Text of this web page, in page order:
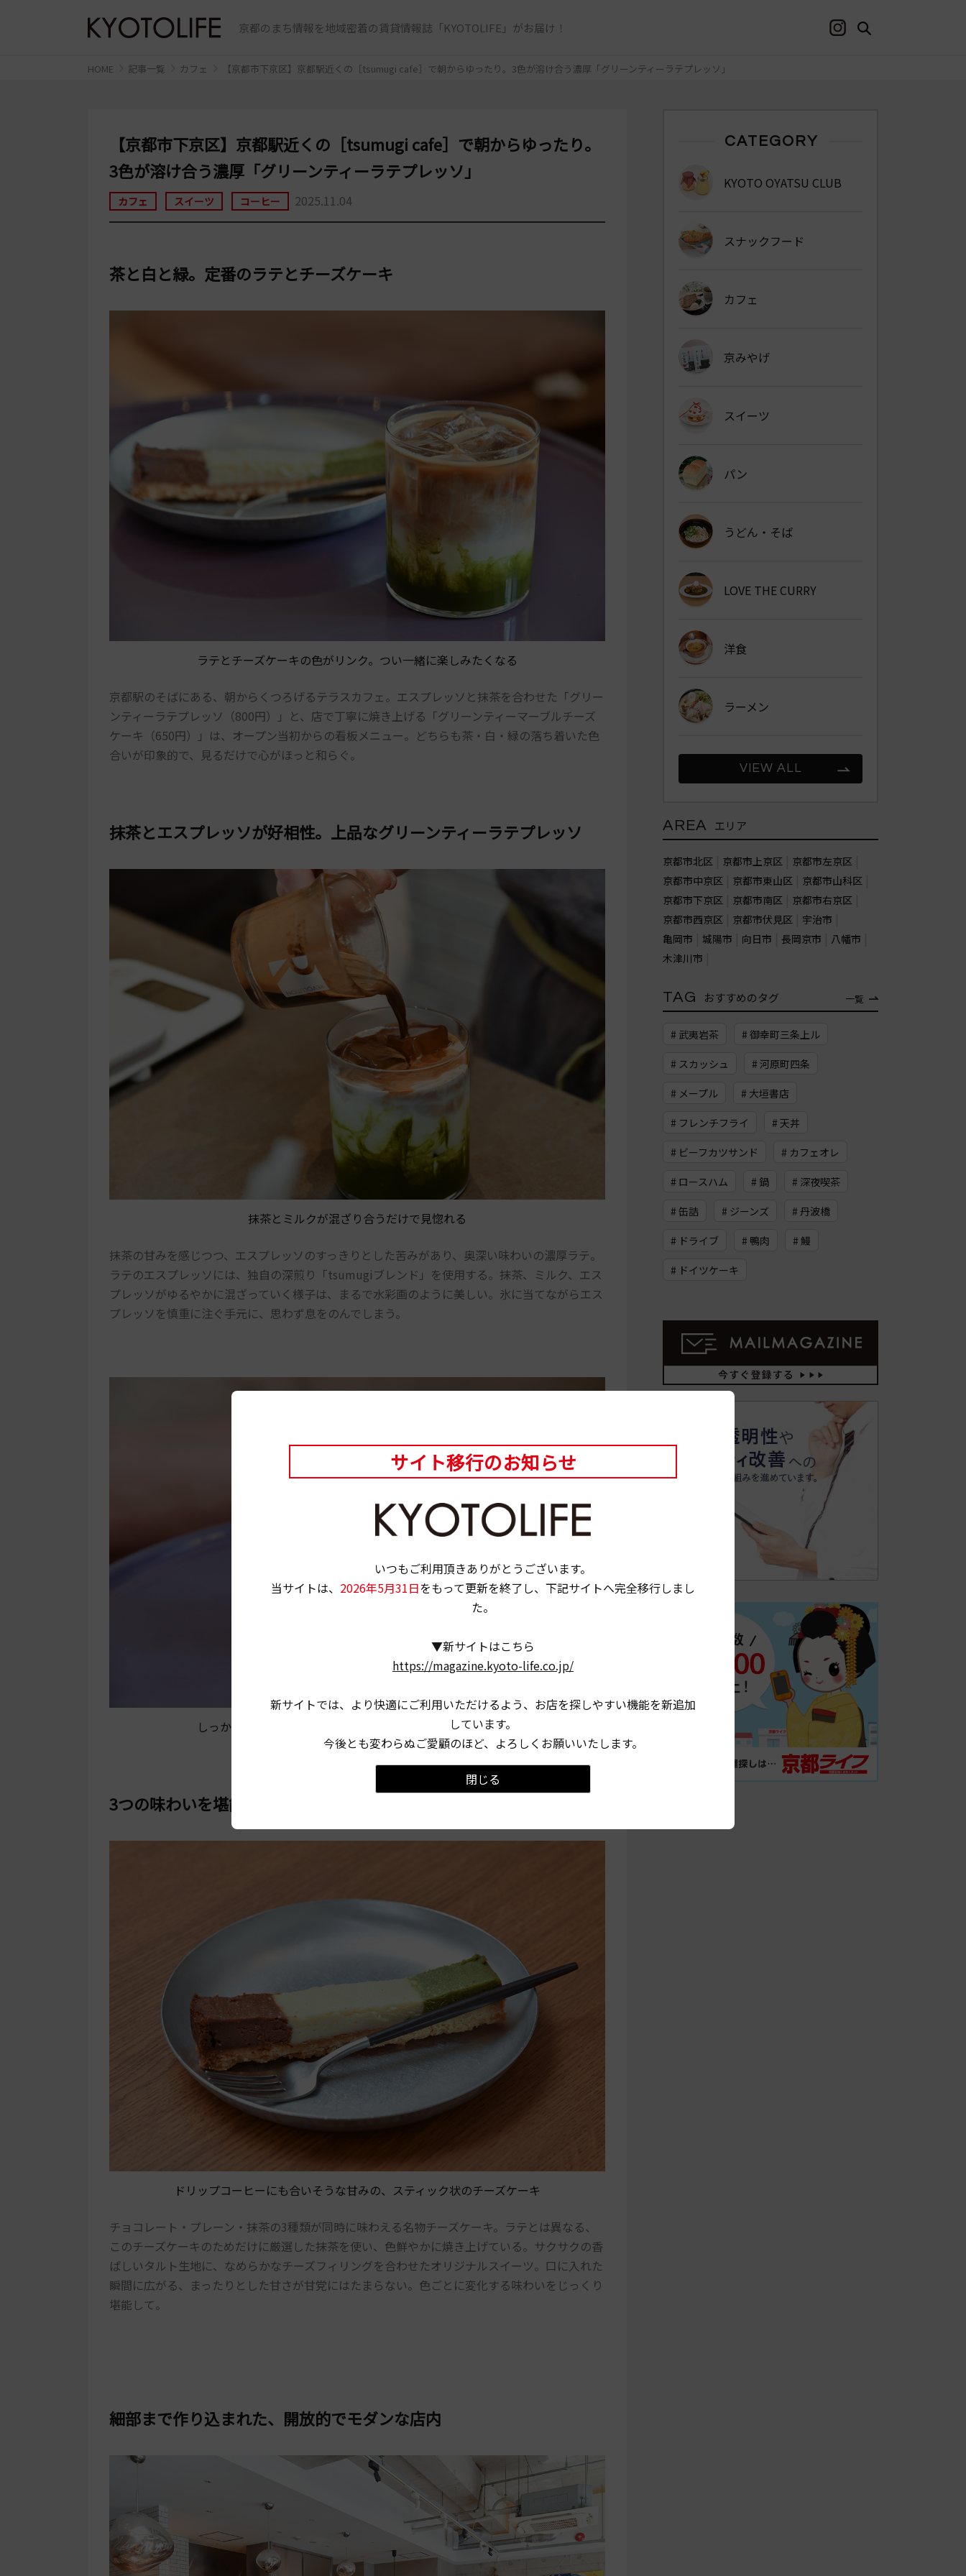
京都のまち情報を地域密着の賃貸情報誌「KYOTOLIFE」がお届け！
HOME 記事一覧 カフェ 【京都市下京区】京都駅近くの［tsumugi cafe］で朝からゆったり。3色が溶け合う濃厚「グリーンティーラテプレッソ」
【京都市下京区】京都駅近くの［tsumugi cafe］で朝からゆったり。
3色が溶け合う濃厚「グリーンティーラテプレッソ」
カフェ スイーツ コーヒー 2025.11.04
茶と白と緑。定番のラテとチーズケーキ
ラテとチーズケーキの色がリンク。つい一緒に楽しみたくなる
京都駅のそばにある、朝からくつろげるテラスカフェ。エスプレッソと抹茶を合わせた「グリー
ンティーラテプレッソ（800円）」と、店で丁寧に焼き上げる「グリーンティーマーブルチーズ
ケーキ（650円）」は、オープン当初からの看板メニュー。どちらも茶・白・緑の落ち着いた色
合いが印象的で、見るだけで心がほっと和らぐ。
抹茶とエスプレッソが好相性。上品なグリーンティーラテプレッソ
抹茶とミルクが混ざり合うだけで見惚れる
抹茶の甘みを感じつつ、エスプレッソのすっきりとした苦みがあり、奥深い味わいの濃厚ラテ。
ラテのエスプレッソには、独自の深煎り「tsumugiブレンド」を使用する。抹茶、ミルク、エス
プレッソがゆるやかに混ざっていく様子は、まるで水彩画のように美しい。氷に当てながらエス
プレッソを慎重に注ぐ手元に、思わず息をのんでしまう。
しっかりと混ぜると抹茶の甘みが均一になって、よりおいしい
3つの味わいを堪能。まったり甘いチーズケーキ
ドリップコーヒーにも合いそうな甘みの、スティック状のチーズケーキ
チョコレート・プレーン・抹茶の3種類が同時に味わえる名物チーズケーキ。ラテとは異なる、
このチーズケーキのためだけに厳選した抹茶を使い、色鮮やかに焼き上げている。サクサクの香
ばしいタルト生地に、なめらかなチーズフィリングを合わせたオリジナルスイーツ。口に入れた
瞬間に広がる、まったりとした甘さが甘党にはたまらない。色ごとに変化する味わいをじっくり
堪能して。
細部まで作り込まれた、開放的でモダンな店内
CATEGORY
KYOTO OYATSU CLUB
スナックフード
カフェ
京みやげ
スイーツ
パン
うどん・そば
LOVE THE CURRY
洋食
ラーメン
VIEW ALL
AREA エリア
京都市北区 京都市上京区
京都市左京区
京都市中京区
京都市東山区
京都市山科区
京都市下京区
京都市南区
京都市右京区
京都市西京区
京都市伏見区
宇治市
亀岡市
城陽市 向日市 長岡京市
八幡市
木津川市
TAG おすすめのタグ 一覧
# 武夷岩茶 # 御幸町三条上ル
# スカッシュ # 河原町四条
# メープル # 大垣書店
# フレンチフライ # 天丼
# ビーフカツサンド # カフェオレ
# ロースハム # 鍋 # 深夜喫茶
# 缶詰 # ジーンズ # 丹波橋
# ドライブ # 鴨肉 # 鰻
# ドイツケーキ
サイト移行のお知らせ
いつもご利用頂きありがとうございます。
当サイトは、 2026年5月31日をもって更新を終了し、下記サイトへ完全移行しまし
た。
▼新サイトはこちら
https://magazine.kyoto-life.co.jp/
新サイトでは、より快適にご利用いただけるよう、お店を探しやすい機能を新追加
しています。
今後とも変わらぬご愛顧のほど、よろしくお願いいたします。
閉じる